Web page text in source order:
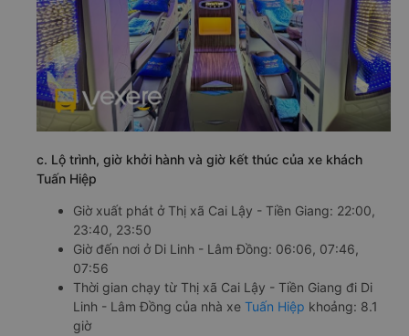
c. Lộ trình, giờ khởi hành và giờ kết thúc của xe khách
Tuấn Hiệp
Giờ xuất phát ở Thị xã Cai Lậy - Tiền Giang: 22:00,
23:40, 23:50
Giờ đến nơi ở Di Linh - Lâm Đồng: 06:06, 07:46,
07:56
Thời gian chạy từ Thị xã Cai Lậy - Tiền Giang đi Di
Linh - Lâm Đồng của nhà xe Tuấn Hiệp khoảng: 8.1
giờ